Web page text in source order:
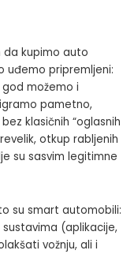
da kupimo auto
uđemo pripremljeni:
možemo i
pametno,
klasičnih “oglasnih
otkup rabljenih
su sasvim legitimne
su smart automobili:
(aplikacije,
vožnju, ali i